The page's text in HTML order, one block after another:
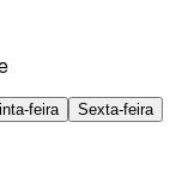
feira
Sexta-feira